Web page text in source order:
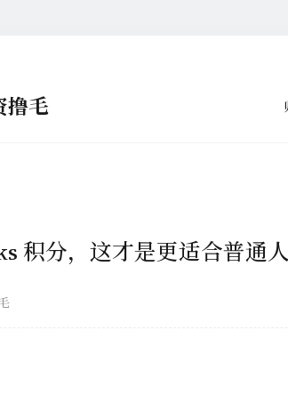
撸毛
积分，这才是更适合普通